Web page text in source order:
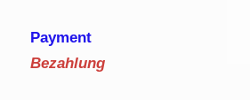
Payment
Bezahlung